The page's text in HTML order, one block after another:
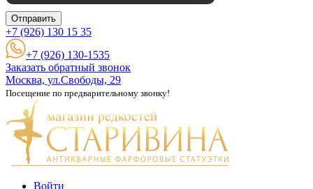
Отправить
+7 (926) 130 15 35
+7 (926) 130-1535
Заказать обратный звонок
Москва, ул.Свободы, 29
Посещение по предварительному звонку!
Войти